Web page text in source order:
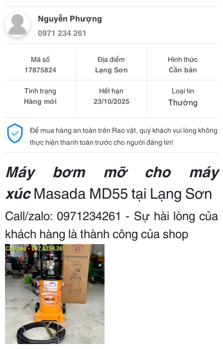
Nguyễn Phượng
0971 234 261
Mã số
17875824
Địa điểm
Lạng Sơn
Hình thức
Cần bán
Tình trạng
Hàng mới
Hết hạn
23/10/2025
Loại tin
Thường
Để mua hàng an toàn trên Rao vặt, quý khách vui lòng không
thực hiện thanh toán trước cho người đăng tin!
Máy bơm mỡ cho máy
xúcMasada MD55 tại Lạng Sơn
Call/zalo: 0971234261 - Sự hài lòng của
khách hàng là thành công của shop